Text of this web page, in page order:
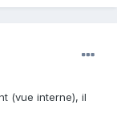
(vue interne), il